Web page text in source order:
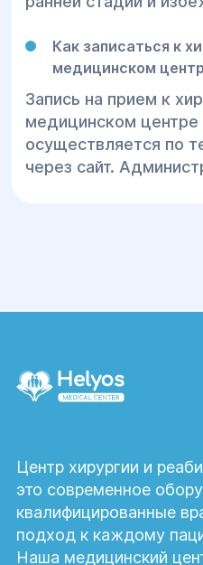
Как записаться к
медицинском
Запись на прием к
медицинском центре
осуществляется по
через сайт.
Операция по
злокачественную
хирургическом
Чем отличается
от мастэктомии?
Секторальная
удаление части
Центр хирургии и
это современное
квалифицированные
подход к каждому
Наша медицинский